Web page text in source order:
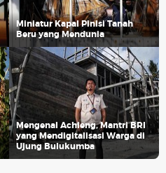
Miniatur Kapal Pinisi Tanah
Beru yang Mendunia
Mengenal Achieng, Mantri BRI
yang Mendigitalisasi Warga di
Ujung Bulukumba